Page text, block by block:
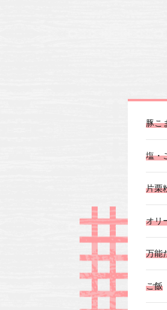
豚こ
塩・
片栗
オリ
万能
ご飯